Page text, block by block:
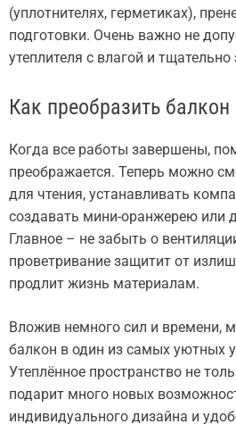
(уплотнителях, герметиках),
подготовки. Очень важно не
утеплителя с влагой и
Как преобразить балкон
Когда все работы завершены,
преображается. Теперь можно
для чтения, устанавливать
создавать мини-оранжерею или
Главное – не забыть о
проветривание защитит от
продлит жизнь материалам.
Вложив немного сил и времени,
балкон в один из самых уютных
Утеплённое пространство не
подарит много новых
индивидуального дизайна и